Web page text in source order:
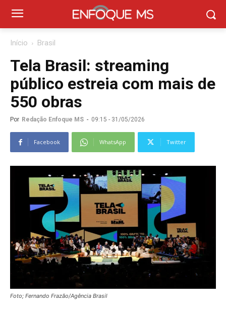
Início Brasil
Tela Brasil: streaming
público estreia com mais de
550 obras
Por Redação Enfoque MS - 09:15 - 31/05/2026
Facebook WhatsApp Twitter
Foto; Fernando Frazão/Agência Brasil